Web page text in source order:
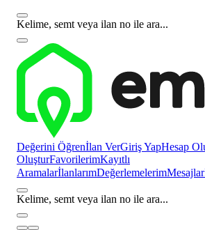
Kelime, semt veya ilan no ile ara...
Değerini Öğrenİlan VerGiriş YapHesap
OluşturFavorilerimKayıtlı
AramalarİlanlarımDeğerlemelerimMesajlar
Kelime, semt veya ilan no ile ara...